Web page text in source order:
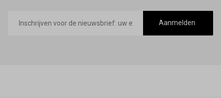
mailadres
Aanmelden